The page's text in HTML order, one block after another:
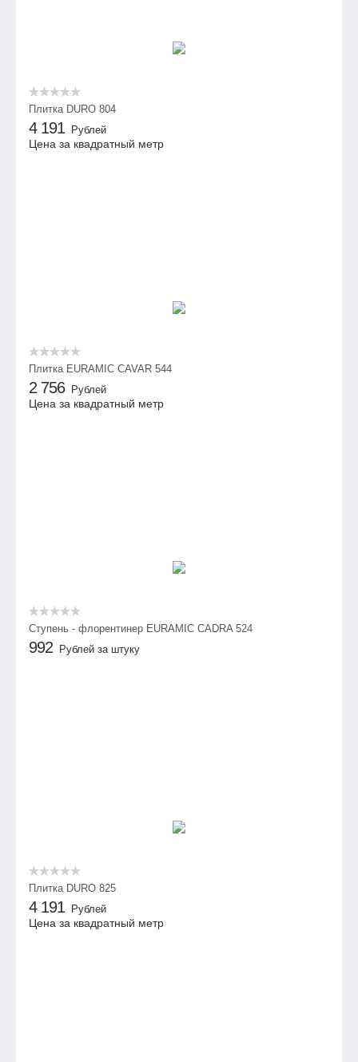
Плитка DURO 804
4 191 Рублей
Цена за квадратный метр
Плитка EURAMIC CAVAR 544
2 756 Рублей
Цена за квадратный метр
Ступень - флорентинер EURAMIC CADRA 524
992 Рублей за штуку
Плитка DURO 825
4 191 Рублей
Цена за квадратный метр